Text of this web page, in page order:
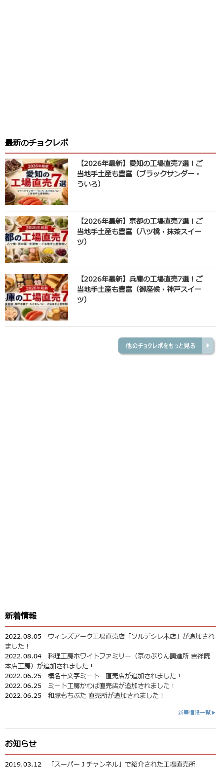
最新のチョクレポ
【2026年最新】愛知の工場直売7選！ご
当地手土産も豊富（ブラックサンダー・
ういろ）
【2026年最新】京都の工場直売7選！ご
当地手土産も豊富（八ツ橋・抹茶スイー
ツ）
【2026年最新】兵庫の工場直売7選！ご
当地手土産も豊富（御座候・神戸スイー
ツ）
新着情報
2022.08.05 ウィンズアーク工場直売店「ソルデシレ本店」が追加され
ました！
2022.08.04 料理工房ホワイトファミリー（京のぷりん調進所 吉祥院
本店工房）が追加されました！
2022.06.25 榛名十文字ミート 直売店が追加されました！
2022.06.25 ミート工房かわば直売店が追加されました！
2022.06.25 和豚もちぶた 直売所が追加されました！
新着情報一覧▶
お知らせ
2019.03.12
「スーパーＪチャンネル」で紹介された工場直売所